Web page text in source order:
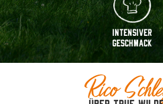
Intensiver
Geschmack
Rico